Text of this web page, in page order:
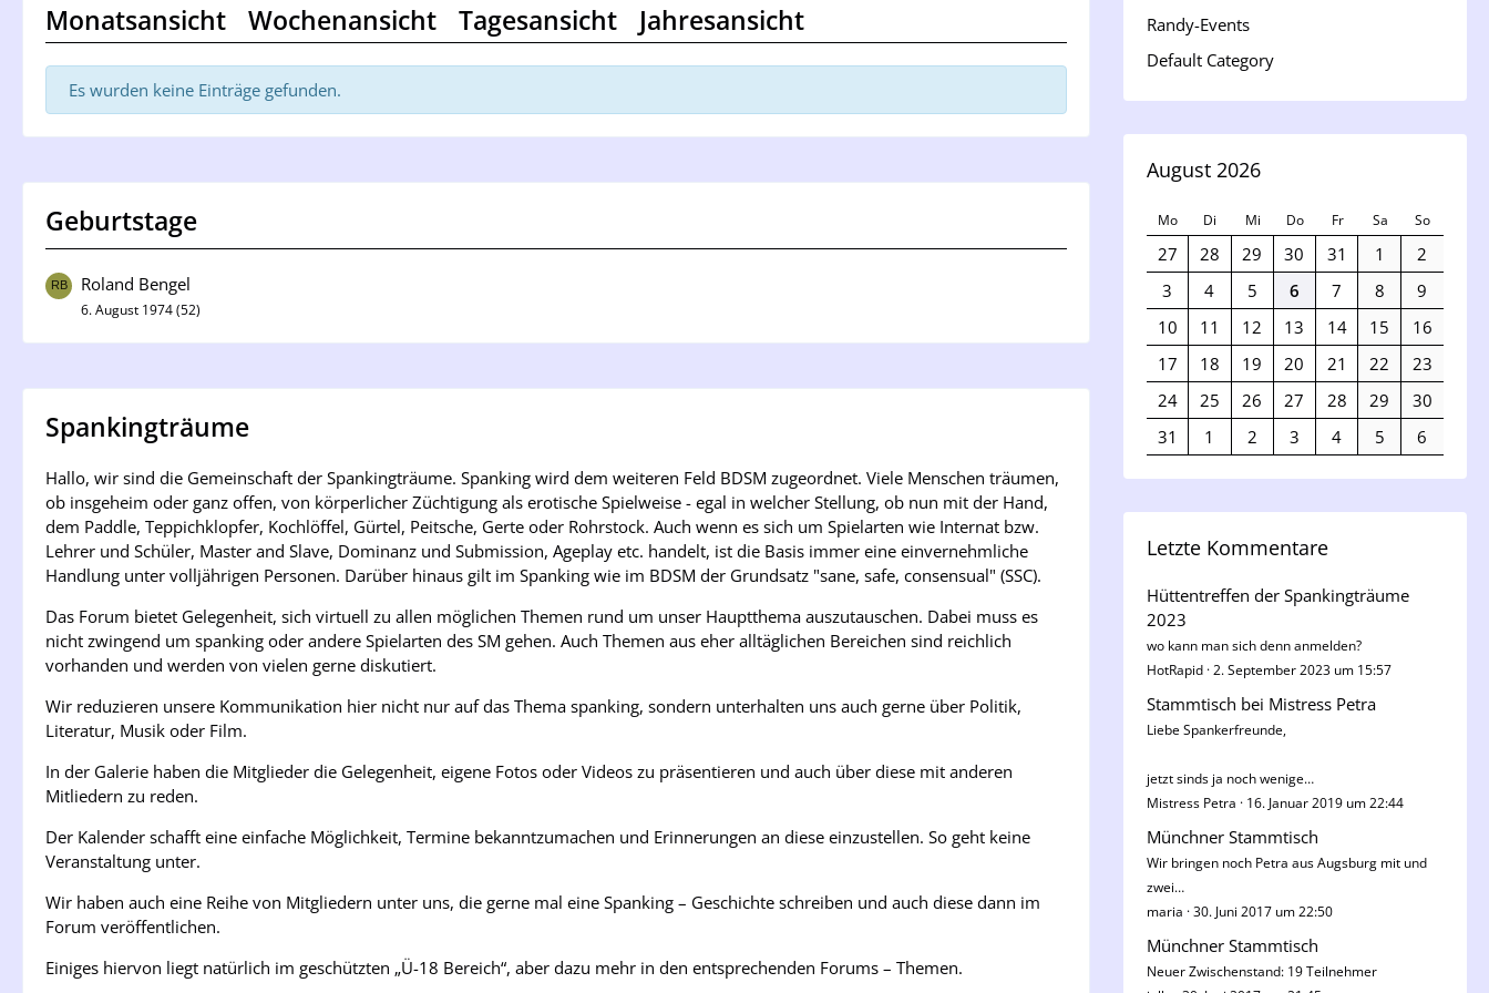
Monatsansicht Wochenansicht Tagesansicht Jahresansicht
Es wurden keine Einträge gefunden.
Geburtstage
Roland Bengel
6. August 1974 (52)
Spankingträume
Hallo, wir sind die Gemeinschaft der Spankingträume. Spanking wird dem weiteren Feld BDSM zugeordnet. Viele Menschen träumen,
ob insgeheim oder ganz offen, von körperlicher Züchtigung als erotische Spielweise - egal in welcher Stellung, ob nun mit der Hand,
dem Paddle, Teppichklopfer, Kochlöffel, Gürtel, Peitsche, Gerte oder Rohrstock. Auch wenn es sich um Spielarten wie Internat bzw.
Lehrer und Schüler, Master and Slave, Dominanz und Submission, Ageplay etc. handelt, ist die Basis immer eine einvernehmliche
Handlung unter volljährigen Personen. Darüber hinaus gilt im Spanking wie im BDSM der Grundsatz "sane, safe, consensual" (SSC).
Das Forum bietet Gelegenheit, sich virtuell zu allen möglichen Themen rund um unser Hauptthema auszutauschen. Dabei muss es
nicht zwingend um spanking oder andere Spielarten des SM gehen. Auch Themen aus eher alltäglichen Bereichen sind reichlich
vorhanden und werden von vielen gerne diskutiert.
Wir reduzieren unsere Kommunikation hier nicht nur auf das Thema spanking, sondern unterhalten uns auch gerne über Politik,
Literatur, Musik oder Film.
In der Galerie haben die Mitglieder die Gelegenheit, eigene Fotos oder Videos zu präsentieren und auch über diese mit anderen
Mitliedern zu reden.
Der Kalender schafft eine einfache Möglichkeit, Termine bekanntzumachen und Erinnerungen an diese einzustellen. So geht keine
Veranstaltung unter.
Wir haben auch eine Reihe von Mitgliedern unter uns, die gerne mal eine Spanking – Geschichte schreiben und auch diese dann im
Forum veröffentlichen.
Einiges hiervon liegt natürlich im geschützten „Ü-18 Bereich“, aber dazu mehr in den entsprechenden Forums – Themen.
Randy-Events
Default Category
August 2026
Mo Di Mi Do Fr Sa So
27 28 29 30 31 1
2
3
4 5 6 7 8
9
10
11 12 13 14 15
16
17
18 19 20 21 22
23
24
25 26 27 28 29
30
31
1 2 3 4 5 6
Letzte Kommentare
Hüttentreffen der Spankingträume
2023
wo kann man sich denn anmelden?
HotRapid 2. September 2023 um 15:57
Stammtisch bei Mistress Petra
Liebe Spankerfreunde,
jetzt sinds ja noch wenige…
Mistress Petra
16. Januar 2019 um 22:44
Münchner Stammtisch
Wir bringen noch Petra aus Augsburg mit und
zwei…
maria 30. Juni 2017 um 22:50
Münchner Stammtisch
Neuer Zwischenstand: 19 Teilnehmer